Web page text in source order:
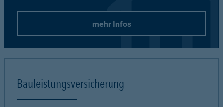
mehr Infos
Bauleistungsversicherung